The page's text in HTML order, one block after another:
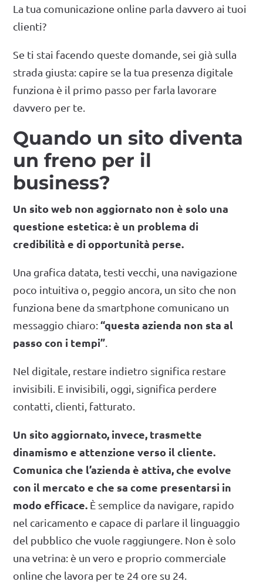
La tua comunicazione online parla davvero ai tuoi
clienti?
Se ti stai facendo queste domande, sei già sulla
strada giusta: capire se la tua presenza digitale
funziona è il primo passo per farla lavorare
davvero per te.
Quando un sito diventa
un freno per il
business?
Un sito web non aggiornato non è solo una
questione estetica: è un problema di
credibilità e di opportunità perse.
Una grafica datata, testi vecchi, una navigazione
poco intuitiva o, peggio ancora, un sito che non
funziona bene da smartphone comunicano un
messaggio chiaro:“questa azienda non sta al
passo con i tempi”.
Nel digitale, restare indietro significa restare
invisibili. E invisibili, oggi, significa perdere
contatti, clienti, fatturato.
Un sito aggiornato, invece, trasmette
dinamismo e attenzione verso il cliente.
Comunica che l’azienda è attiva, che evolve
con il mercato e che sa come presentarsi in
modo efficace. È semplice da navigare, rapido
nel caricamento e capace di parlare il linguaggio
del pubblico che vuole raggiungere. Non è solo
una vetrina: è un vero e proprio commerciale
online che lavora per te 24 ore su 24.